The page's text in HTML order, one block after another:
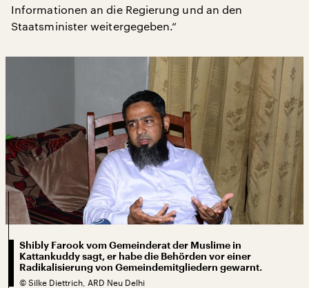
Informationen an die Regierung und an den
Staatsminister weitergegeben.“
Shibly Farook vom Gemeinderat der Muslime in
Kattankuddy sagt, er habe die Behörden vor einer
Radikalisierung von Gemeindemitgliedern gewarnt.
© Silke Diettrich, ARD Neu Delhi